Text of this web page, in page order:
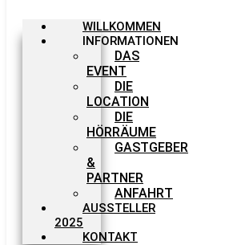
WILLKOMMEN
INFORMATIONEN
DAS
EVENT
DIE
LOCATION
DIE
HÖRRÄUME
GASTGEBER
&
PARTNER
ANFAHRT
AUSSTELLER
2025
KONTAKT